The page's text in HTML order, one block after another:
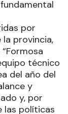
por
la provincia,
técnico
del año del
y
y, por
las políticas